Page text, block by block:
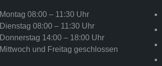
Montag 08:00 – 11:30 Uhr
Dienstag 08:00 – 11:30 Uhr
Donnerstag 14:00 – 18:00 Uhr
Mittwoch und Freitag geschlossen